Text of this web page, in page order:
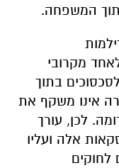
המשפחה.
מקרובי
בתוך
אינו משקף את
לכן, עורך
אלה ועליו
לחוקים